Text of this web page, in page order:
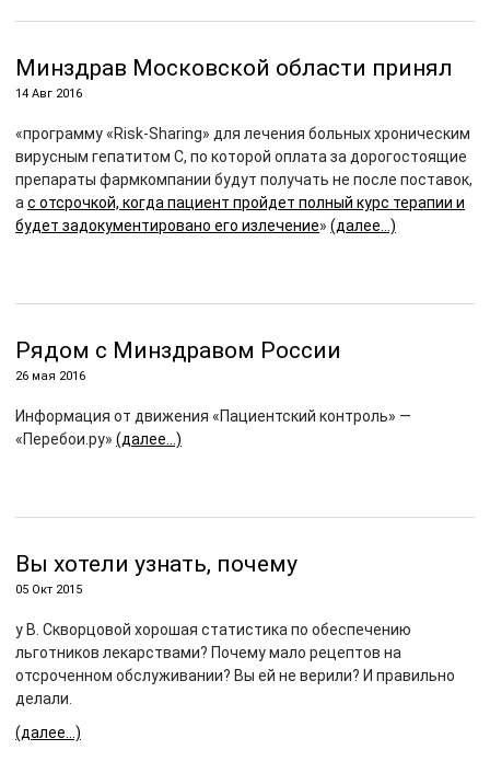
Минздрав Московской области принял
14 Авг 2016
«программу «Risk-Sharing» для лечения больных хроническим
вирусным гепатитом С, по которой оплата за дорогостоящие
препараты фармкомпании будут получать не после поставок,
а с отсрочкой, когда пациент пройдет полный курс терапии и
будет задокументировано его излечение» (далее…)
Рядом с Минздравом России
26 мая 2016
Информация от движения «Пациентский контроль» —
«Перебои.ру» (далее…)
Вы хотели узнать, почему
05 Окт 2015
у В. Скворцовой хорошая статистика по обеспечению
льготников лекарствами? Почему мало рецептов на
отсроченном обслуживании? Вы ей не верили? И правильно
делали.
(далее…)